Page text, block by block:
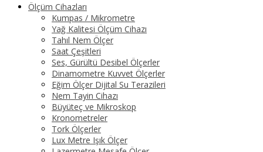
Ölçüm Cihazları
Kumpas / Mikrometre
Yağ Kalitesi Ölçüm Cihazı
Tahıl Nem Ölçer
Saat Çeşitleri
Ses, Gürültü Desibel Ölçerler
Dinamometre Kuvvet Ölçerler
Eğim Ölçer Dijital Su Terazileri
Nem Tayin Cihazı
Büyüteç ve Mikroskop
Kronometreler
Tork Ölçerler
Lux Metre Işık Ölçer